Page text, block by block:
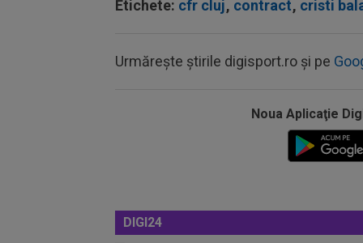
Etichete: cfr cluj, contract, cristi
Urmărește știrile digisport.ro și pe
Noua Aplicaţie
DIGI24